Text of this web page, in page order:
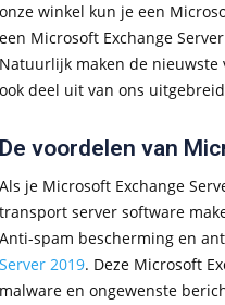
onze winkel kun je een
een Microsoft Exchange Server
Natuurlijk maken de nieuwste
ook deel uit van ons
De voordelen van
Als je Microsoft Exchange
transport server software
Anti-spam bescherming en
Server 2019. Deze Microsoft
malware en ongewenste